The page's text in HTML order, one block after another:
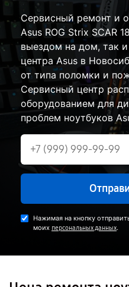
Сервисный ремонт и
Asus ROG Strix SCAR
выездом на дом, так и
центра Asus в
от типа поломки и
Сервисный центр
оборудованием для
проблем ноутбуков
Нажимая на кнопку
моих персональных данных.